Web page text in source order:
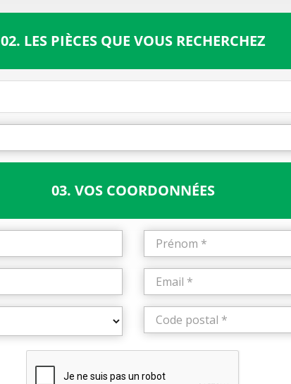
02. LES PIÈCES QUE VOUS RECHERCHEZ
03. VOS COORDONNÉES